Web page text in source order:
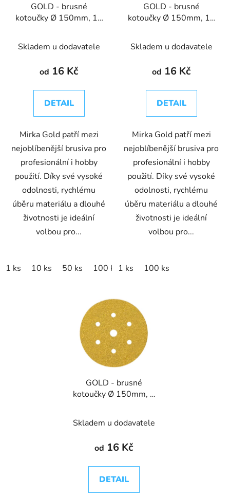
GOLD - brusné
kotoučky Ø 150mm, 15
Skladem u dodavatele
od 16 Kč
DETAIL
Mirka Gold patří mezi
nejoblíbenější brusiva pro
profesionální i hobby
použití. Díky své vysoké
odolnosti, rychlému
úběru materiálu a dlouhé
životnosti je ideální
volbou pro...
1 ks 10 ks 50 ks 100 ks
GOLD - brusné
kotoučky Ø 150mm, 17
Skladem u dodavatele
od 16 Kč
DETAIL
Mirka Gold patří mezi
nejoblíbenější brusiva pro
profesionální i hobby
použití. Díky své vysoké
odolnosti, rychlému
úběru materiálu a dlouhé
životnosti je ideální
volbou pro...
1 ks 100 ks
GOLD - brusné
kotoučky Ø 150mm, 7
Skladem u dodavatele
od 16 Kč
DETAIL